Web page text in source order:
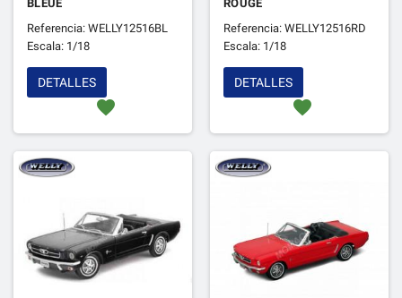
BLEUE
Referencia: WELLY12516BL
Escala: 1/18
favorite
DETALLES
ROUGE
Referencia: WELLY12516RD
Escala: 1/18
favorite
DETALLES